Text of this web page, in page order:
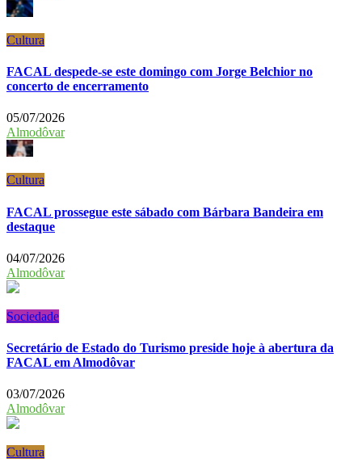
Cultura
FACAL despede-se este domingo com Jorge Belchior no
concerto de encerramento
05/07/2026
Almodôvar
Cultura
FACAL prossegue este sábado com Bárbara Bandeira em
destaque
04/07/2026
Almodôvar
Sociedade
Secretário de Estado do Turismo preside hoje à abertura da
FACAL em Almodôvar
03/07/2026
Almodôvar
Cultura